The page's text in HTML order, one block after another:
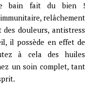
bain fait du bien !
relâchement
des douleurs, antistress
il possède en effet de
à cela des huiles
un soin complet, tant